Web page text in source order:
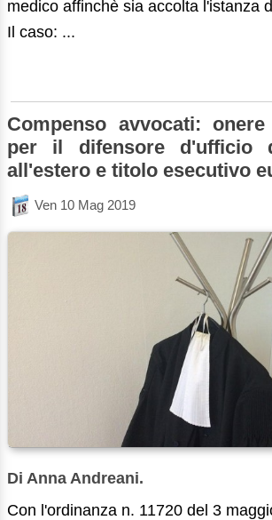
medico affinchè sia accolta l'istanza
Il caso: ...
Compenso avvocati:
per il difensore d'ufficio
all'estero e titolo esecutivo
Ven 10 Mag 2019
Di Anna Andreani.
Con l'ordinanza n. 11720 del 3